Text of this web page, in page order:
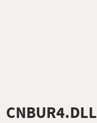
CNBUR4.DLL